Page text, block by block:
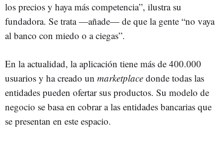
los precios y haya más competencia”, ilustra su
fundadora. Se trata —añade— de que la gente “no vaya
al banco con miedo o a ciegas”.
En la actualidad, la aplicación tiene más de 400.000
usuarios y ha creado un marketplace donde todas las
entidades pueden ofertar sus productos. Su modelo de
negocio se basa en cobrar a las entidades bancarias que
se presentan en este espacio.